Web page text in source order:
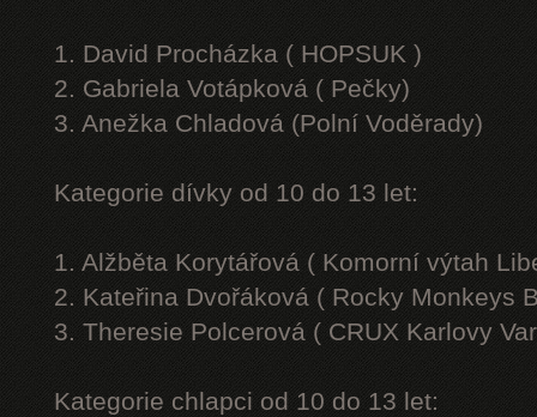
1. David Procházka ( HOPSUK )
2. Gabriela Votápková ( Pečky)
3. Anežka Chladová (Polní Voděrady)
Kategorie dívky od 10 do 13 let:
1. Alžběta Korytářová ( Komorní výtah
2. Kateřina Dvořáková ( Rocky Monkeys
3. Theresie Polcerová ( CRUX Karlovy
Kategorie chlapci od 10 do 13 let: